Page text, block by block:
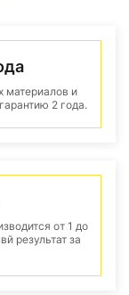
материалов и
2 года.
от 1 до
результат за